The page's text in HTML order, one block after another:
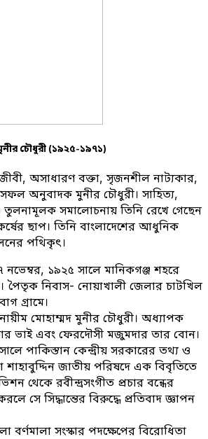
চৌধুরী (১৯২৫-১৯৭১)
অসাধারণ বক্তা, সৃজনশীল নাট্যকার,
অনুবাদক মুনীর চৌধুরী। সাহিত্য,
তুলনামূলক সমালোচনায় তিনি রেখে গেছেন
ছাপ। তিনি বাংলাদেশের আধুনিক
পথিকৃৎ।
নভেম্বর, ১৯২৫ সালে মানিকগঞ্জ শহরে
পৈতৃক নিবাস- নোয়াখালী জেলার চাটখিল
গ্রামে।
মোহাম্মদ মুনীর চৌধুরী। অধ্যাপক
ভাই এবং ফেরদৌসী মজুমদার তার বোন।
পাকিস্তান কেন্দ্রীয় সরকারের তথ্য ও
শাহাবুদ্দিন জাতীয় পরিষদে এক বিবৃতিতে
থেকে রবীন্দ্রসংগীত প্রচার বন্ধের
সে সিদ্ধান্তের বিরুদ্ধে প্রতিবাদ জ্ঞাপন
বর্ণমালা সংস্কার পদক্ষেপের বিরোধিতা